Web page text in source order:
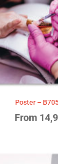
Poster –
From